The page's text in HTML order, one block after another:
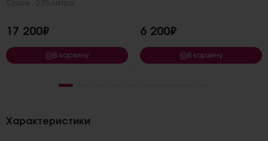
17 200₽
В корзину
6 200₽
В корзину
Характеристики